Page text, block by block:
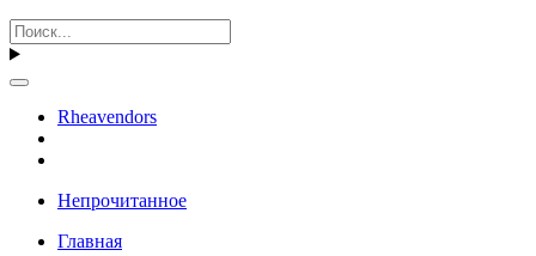
Rheavendors
Непрочитанное
Главная